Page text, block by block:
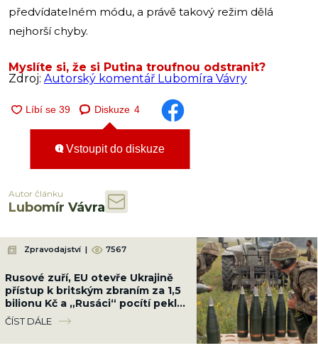
předvídatelném módu, a právě takový režim dělá
nejhorší chyby.
Myslíte si, že si Putina troufnou odstranit?
Zdroj: Autorský komentář Lubomíra Vávry
Diskuze 4
Vstoupit do diskuze
Autor článku
Lubomír Vávra
Zpravodajství | 7567
Rusové zuří, EU otevře Ukrajině
přístup k britským zbraním za 1,5
bilionu Kč a „Rusáci“ pocítí peklo
na zemi
ČÍST DÁLE